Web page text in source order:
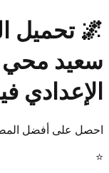
🌌 تحميل
سعيد محي
الإعدادي
احصل على أفضل
⭐